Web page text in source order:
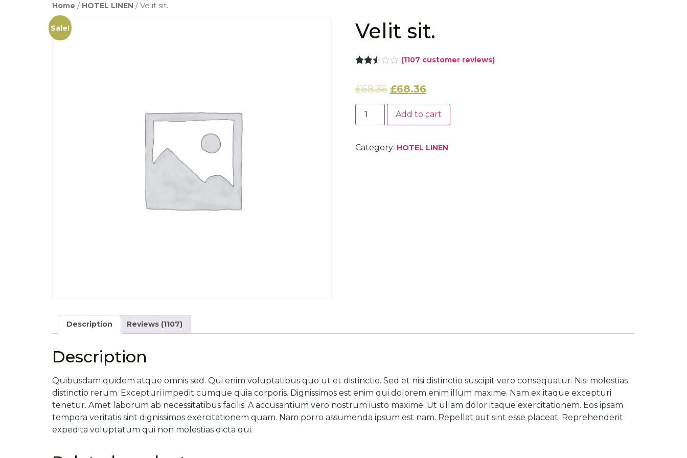
Home / HOTEL LINEN / Velit sit.
Sale! Velit sit.
out of
based
(1107 customer reviews)
£68.36 £68.36
Add to cart
Category: HOTEL LINEN
Description Reviews (1107)
Description
Quibusdam quidem atque omnis sed. Qui enim voluptatibus quo ut et distinctio. Sed et nisi distinctio suscipit vero consequatur. Nisi molestias
distinctio rerum. Excepturi impedit cumque quia corporis. Dignissimos est enim qui dolorem enim illum maxime. Nam ex itaque excepturi
tenetur. Amet laborum ab necessitatibus facilis. A accusantium vero nostrum iusto maxime. Ut ullam dolor itaque exercitationem. Eos ipsam
tempora veritatis sint dignissimos exercitationem quam. Nam porro assumenda ipsum est nam. Repellat aut sint esse placeat. Reprehenderit
expedita voluptatum qui non molestias dicta qui.